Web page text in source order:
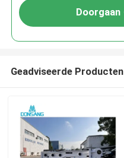
Doorgaan
Geadviseerde Producten